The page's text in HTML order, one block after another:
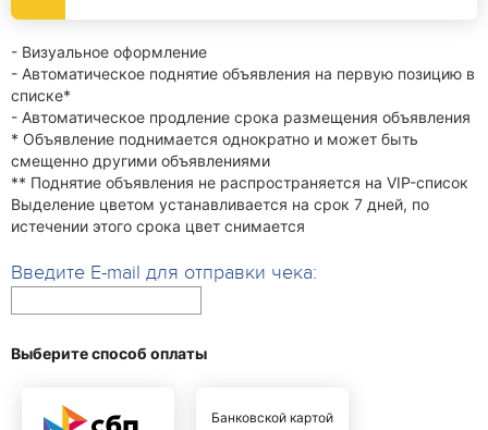
- Визуальное оформление
- Автоматическое поднятие объявления на первую позицию в
списке*
- Автоматическое продление срока размещения объявления
* Объявление поднимается однократно и может быть
смещенно другими объявлениями
** Поднятие объявления не распространяется на VIP-список
Выделение цветом устанавливается на срок 7 дней, по
истечении этого срока цвет снимается
Введите E-mail для отправки чека:
Выберите способ оплаты
Банковской картой